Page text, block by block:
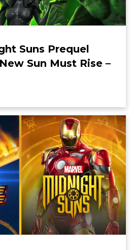
Suns Prequel
Sun Must Rise –